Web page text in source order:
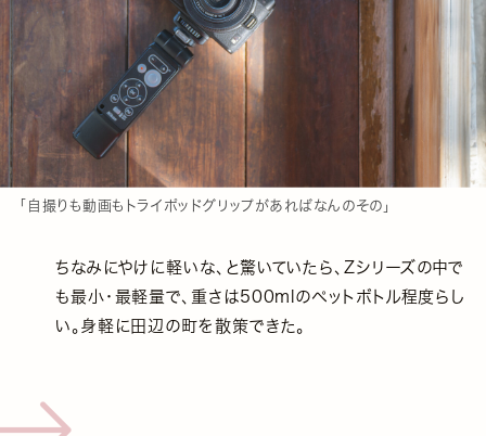
「自撮りも動画もトライポッドグリップがあればなんのその」
ちなみにやけに軽いな、と驚いていたら、Zシリーズの中で
も最小・最軽量で、重さは500mlのペットボトル程度らし
い。身軽に田辺の町を散策できた。